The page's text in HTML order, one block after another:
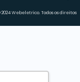
Webeletrico. Todos os direitos